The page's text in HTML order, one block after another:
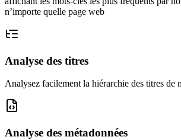
n’importe quelle page web
Analyse des titres
Analysez facilement la hiérarchie des titres de
Analyse des métadonnées